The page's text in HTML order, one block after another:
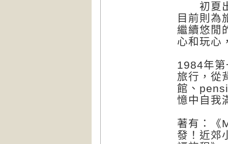
初夏出
目前則為
繼續悠閒
心和玩心
1984年
旅行，從
館、
憶中自我
著有：《
發！近郊